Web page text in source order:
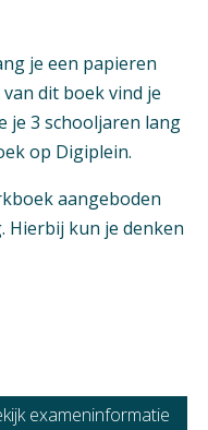
een product
product
marketing en
een
een proces
je een papieren
dit boek vind je
je 3 schooljaren lang
op Digiplein.
aangeboden
Hierbij kun je denken
exameninformatie